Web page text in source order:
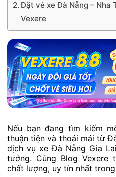
Đặt vé xe Đà Nẵng – Nha
Vexere
Nếu bạn đang tìm kiếm
thuận tiện và thoải mái từ
dịch vụ xe Đà Nẵng Gia
tưởng. Cùng Blog Vexere
chất lượng, uy tín nhất